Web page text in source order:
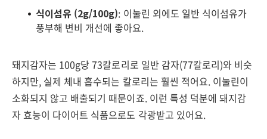
식이섬유 (2g/100g): 이눌린 외에도 일반 식이섬유가
풍부해 변비 개선에 좋아요.
돼지감자는 100g당 73칼로리로 일반 감자(77칼로리)와 비슷
하지만, 실제 체내 흡수되는 칼로리는 훨씬 적어요. 이눌린이
소화되지 않고 배출되기 때문이죠. 이런 특성 덕분에 돼지감
자 효능이 다이어트 식품으로도 각광받고 있어요.